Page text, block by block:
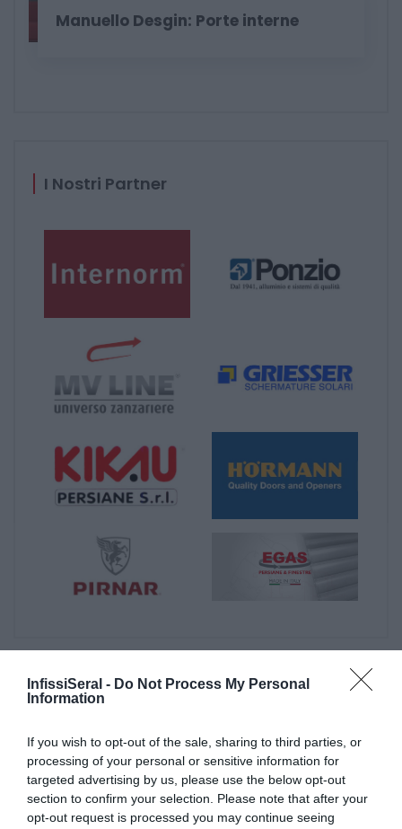
InfissiSeral - Do Not Process My Personal
Information
If you wish to opt-out of the sale, sharing to third parties, or
processing of your personal or sensitive information for
targeted advertising by us, please use the below opt-out
section to confirm your selection. Please note that after your
opt-out request is processed you may continue seeing
Manuello Desgin: Porte interne
I Nostri Partner
Internorm: Infissi in pvc - pvc/alluminio -
legno/alluminio
- Finestra HF410 Internorm con essenza in